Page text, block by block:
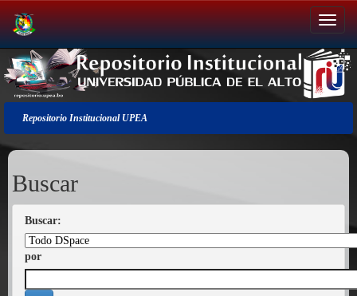
Salir
de
la
navegación
Repositorio Institucional UPEA
Buscar
Buscar:
por